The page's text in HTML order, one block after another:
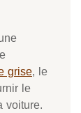
grise, le
le
voiture.